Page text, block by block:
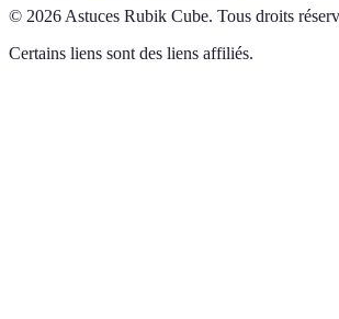
© 2026 Astuces Rubik Cube. Tous droits
Certains liens sont des liens affiliés.